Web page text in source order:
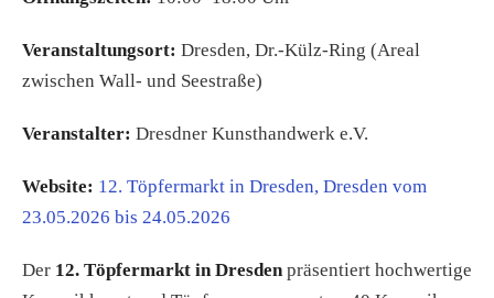
Veranstaltungsort: Dresden, Dr.-Külz-Ring (Areal
zwischen Wall- und Seestraße)
Veranstalter: Dresdner Kunsthandwerk e.V.
Website: 12. Töpfermarkt in Dresden, Dresden vom
23.05.2026 bis 24.05.2026
Der 12. Töpfermarkt in Dresdenpräsentiert hochwertige